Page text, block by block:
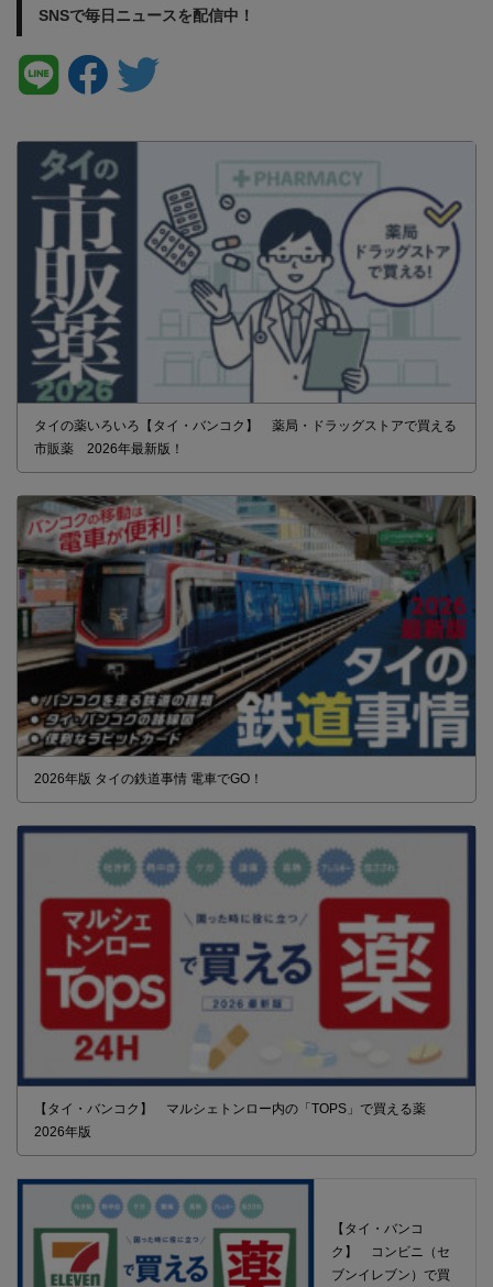
SNSで毎日ニュースを配信中！
タイの薬いろいろ【タイ・バンコク】 薬局・ドラッグストアで買える
市販薬 2026年最新版！
2026年版 タイの鉄道事情 電車でGO！
【タイ・バンコク】 マルシェトンロー内の「TOPS」で買える薬
2026年版
【タイ・バンコ
ク】 コンビニ（セ
ブンイレブン）で買